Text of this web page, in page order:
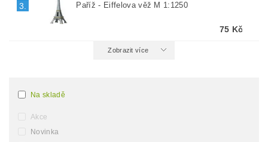
3. Paříž - Eiffelova věž M 1:1250
75 Kč
Zobrazit více
Na skladě
Akce
Novinka